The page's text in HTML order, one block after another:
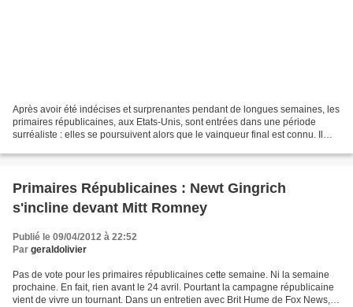
Après avoir été indécises et surprenantes pendant de longues semaines, les
primaires républicaines, aux Etats-Unis, sont entrées dans une période
surréaliste : elles se poursuivent alors que le vainqueur final est connu. Il
Primaires Républicaines : Newt Gingrich
s'incline devant Mitt Romney
Publié le 09/04/2012 à 22:52
Par geraldolivier
Pas de vote pour les primaires républicaines cette semaine. Ni la semaine
prochaine. En fait, rien avant le 24 avril. Pourtant la campagne républicaine
vient de vivre un tournant. Dans un entretien avec Brit Hume de Fox News,